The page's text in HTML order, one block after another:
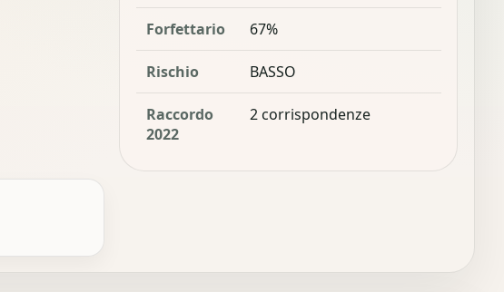
Forfettario 67%
Rischio BASSO
Raccordo
2022
2 corrispondenze